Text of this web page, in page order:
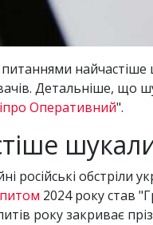
найчастіше
Детальніше, що
Оперативний".
російські
2024 року став
року закриває